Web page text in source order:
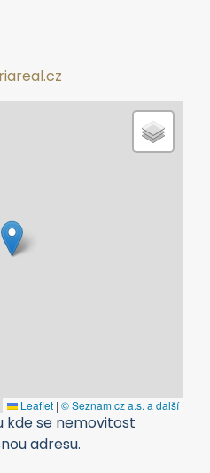
Leaflet | © Seznam.cz a.s. a další
kde se nemovitost
adresu.